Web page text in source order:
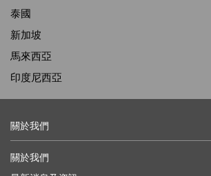
泰國
新加坡
馬來西亞
印度尼西亞
關於我們
關於我們